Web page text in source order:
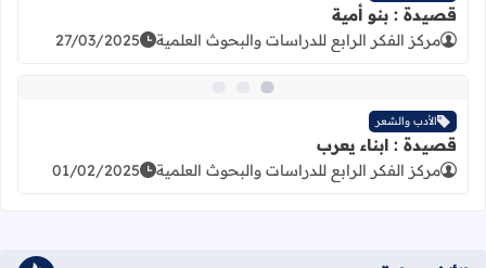
قصيدة : بنو أمية
مركز الفكر الرابع للدراسات والبحوث العلمية 27/03/2025
اقرأ المزيد عن قصيدة : ابناء يعرب
الأدب والشعر
قصيدة : ابناء يعرب
مركز الفكر الرابع للدراسات والبحوث العلمية 01/02/2025